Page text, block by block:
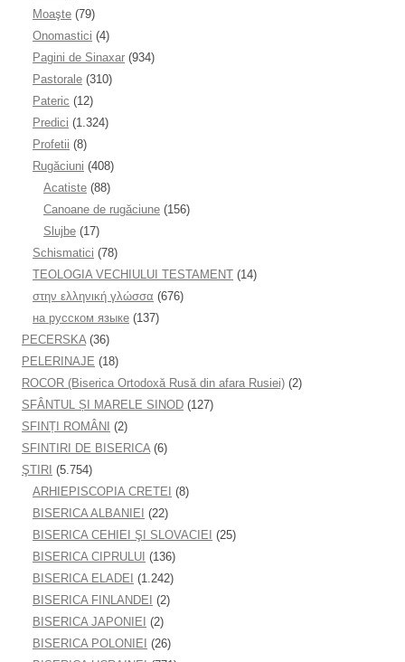
Moaşte (79)
Onomastici (4)
Pagini de Sinaxar (934)
Pastorale (310)
Pateric (12)
Predici (1.324)
Profetii (8)
Rugăciuni (408)
Acatiste (88)
Canoane de rugăciune (156)
Slujbe (17)
Schismatici (78)
TEOLOGIA VECHIULUI TESTAMENT (14)
στην ελληνική γλώσσα (676)
на русском языке (137)
PECERSKA(36)
PELERINAJE (18)
ROCOR (Biserica Ortodoxă Rusă din afara Rusiei) (2)
SFÂNTUL ȘI MARELE SINOD (127)
SFINȚI ROMÂNI (2)
SFINTIRI DE BISERICA(6)
ŞTIRI (5.754)
ARHIEPISCOPIA CRETEI (8)
BISERICA ALBANIEI (22)
BISERICA CEHIEI ŞI SLOVACIEI (25)
BISERICA CIPRULUI (136)
BISERICA ELADEI (1.242)
BISERICA FINLANDEI (2)
BISERICA JAPONIEI (2)
BISERICA POLONIEI (26)